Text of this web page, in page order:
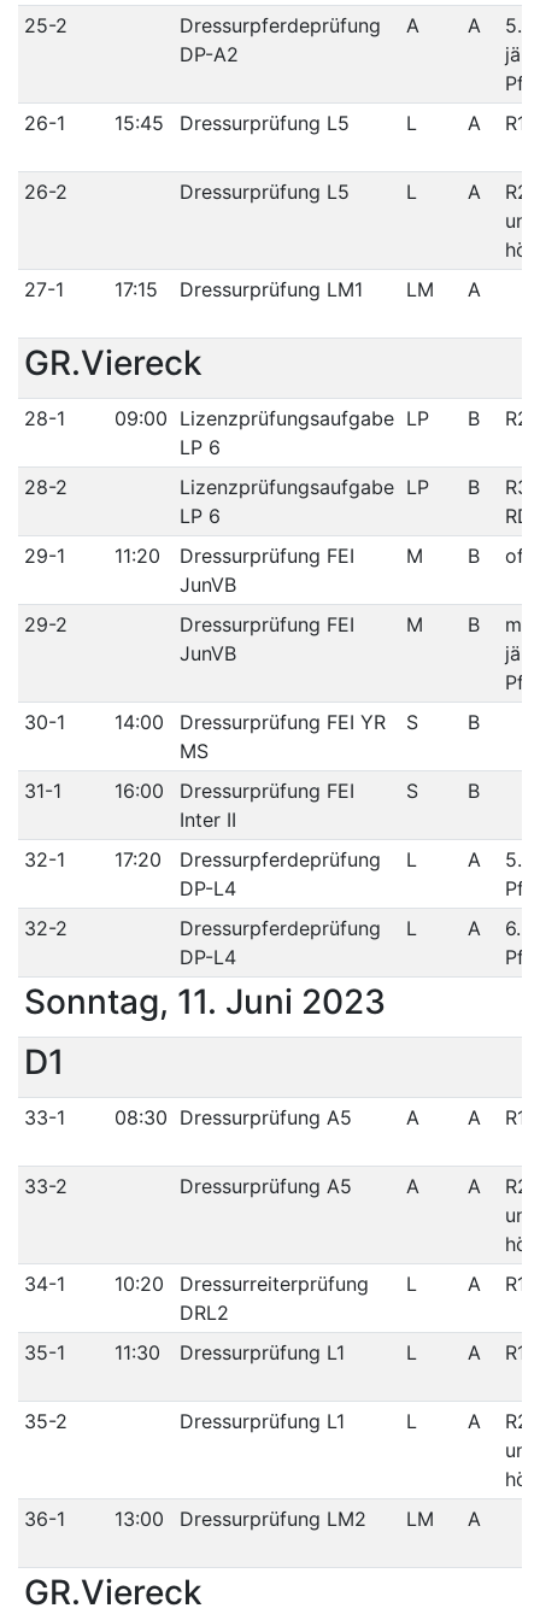
25-2
Dressurpferdeprüfung
DP-A2
A A
5.-
26-1
15:45 Dressurprüfung L5 L A R1/
26-2 Dressurprüfung L5 L A
und
27-1
17:15 Dressurprüfung LM1 LM A
GR.Viereck
28-1 09:00 Lizenzprüfungsaufgabe
LP 6
LP B
28-2
Lizenzprüfungsaufgabe
LP 6
LP B
29-1
11:20
Dressurprüfung FEI
JunVB
M B
29-2
Dressurprüfung FEI
JunVB
M B
30-1
14:00
Dressurprüfung FEI YR
MS
S B
31-1 16:00
Dressurprüfung FEI
Inter II
S B
32-1 17:20
Dressurpferdeprüfung
DP-L4
L A
5.
32-2
Dressurpferdeprüfung
DP-L4
L A
6.
Sonntag, 11. Juni 2023
D1
33-1 08:30 Dressurprüfung A5 A A R1/
33-2 Dressurprüfung A5 A A
und
34-1
10:20
Dressurreiterprüfung
DRL2
L A R1/
35-1 11:30 Dressurprüfung L1 L A R1/
35-2 Dressurprüfung L1 L A
und
36-1
13:00 Dressurprüfung LM2 LM A
GR.Viereck